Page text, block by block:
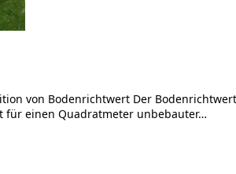
von Bodenrichtwert Der
für einen Quadratmeter unbebauter…